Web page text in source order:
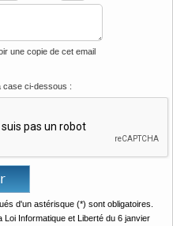
une copie de cet email
case ci-dessous :
d'un astérisque (*) sont obligatoires.
Loi Informatique et Liberté du 6 janvier